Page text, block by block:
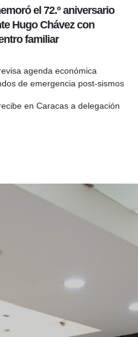
el 72.º aniversario
Hugo Chávez con
familiar
agenda económica
de emergencia post-sismos
en Caracas a delegación